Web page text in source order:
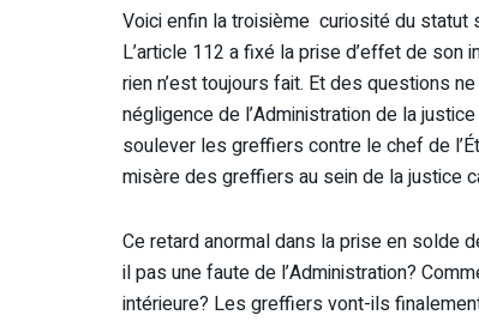
Voici enfin la troisième curiosité du
L’article 112 a fixé la prise d’effet de son
rien n’est toujours fait. Et des questions
négligence de l’Administration de la
soulever les greffiers contre le chef de
misère des greffiers au sein de la justice
Ce retard anormal dans la prise en
il pas une faute de l’Administration?
intérieure? Les greffiers vont-ils